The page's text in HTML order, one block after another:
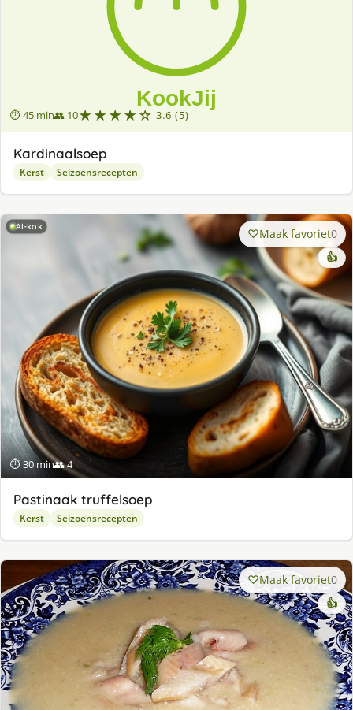
⏱ 45 min👥 10★★★★☆ 3.6 (5)
Kardinaalsoep
Kerst Seizoensrecepten
AI-kok
⏱ 30 min👥 4
Maak favoriet0
👍
Pastinaak truffelsoep
Kerst Seizoensrecepten
Maak favoriet0
👍